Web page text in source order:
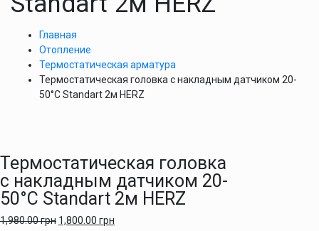
Главная
Отопление
Термостатическая арматура
Термостатическая головка с накладным датчиком 20-
50°С Standart 2м HERZ
Термостатическая головка
с накладным датчиком 20-
50°С Standart 2м HERZ
1,980.00грн 1,800.00 грн